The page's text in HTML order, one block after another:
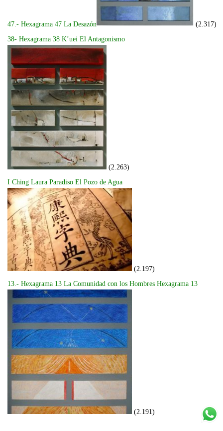
47.- Hexagrama 47 La Desazón
(2.317)
38- Hexagrama 38 K’uei El Antagonismo
(2.263)
I Ching Laura Paradiso El Pozo de Agua
(2.197)
13.- Hexagrama 13 La Comunidad con los Hombres Hexagrama 13
(2.191)